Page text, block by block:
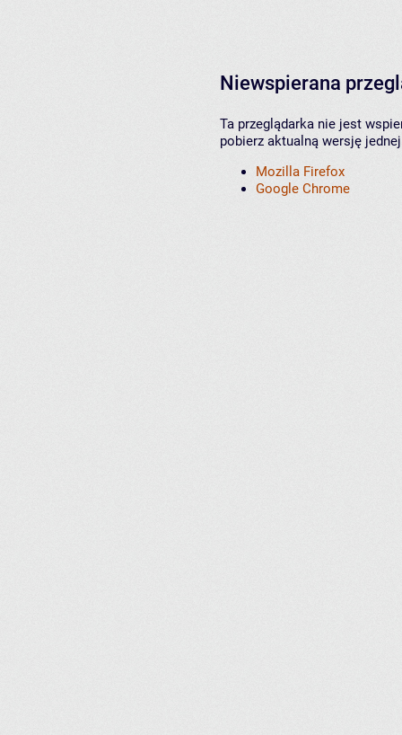
Niewspierana
Ta przeglądarka nie jest
pobierz aktualną wersję
Mozilla Firefox
Google Chrome